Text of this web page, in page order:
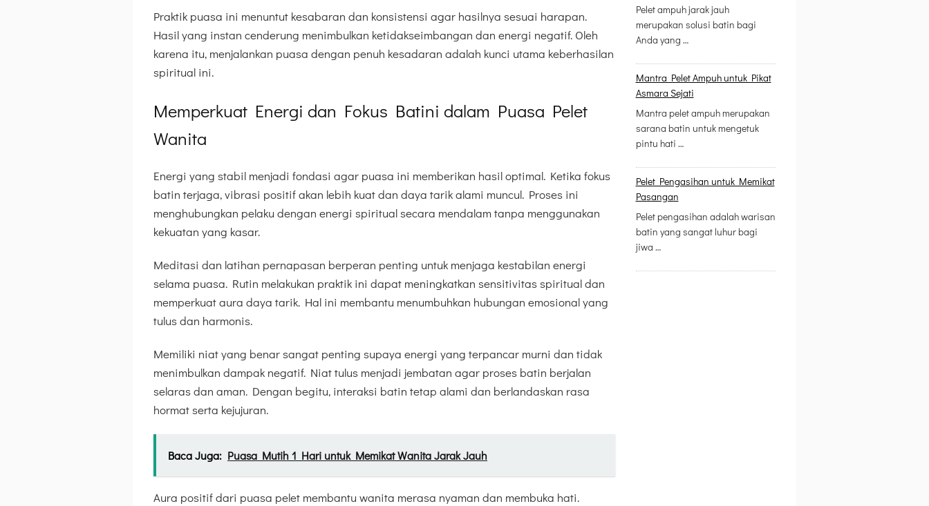
Praktik puasa ini menuntut kesabaran dan konsistensi agar hasilnya sesuai harapan.
Hasil yang instan cenderung menimbulkan ketidakseimbangan dan energi negatif. Oleh
karena itu, menjalankan puasa dengan penuh kesadaran adalah kunci utama keberhasilan
spiritual ini.
Memperkuat Energi dan Fokus Batini dalam Puasa Pelet
Wanita
Energi yang stabil menjadi fondasi agar puasa ini memberikan hasil optimal. Ketika fokus
batin terjaga, vibrasi positif akan lebih kuat dan daya tarik alami muncul. Proses ini
menghubungkan pelaku dengan energi spiritual secara mendalam tanpa menggunakan
kekuatan yang kasar.
Meditasi dan latihan pernapasan berperan penting untuk menjaga kestabilan energi
selama puasa. Rutin melakukan praktik ini dapat meningkatkan sensitivitas spiritual dan
memperkuat aura daya tarik. Hal ini membantu menumbuhkan hubungan emosional yang
tulus dan harmonis.
Memiliki niat yang benar sangat penting supaya energi yang terpancar murni dan tidak
menimbulkan dampak negatif. Niat tulus menjadi jembatan agar proses batin berjalan
selaras dan aman. Dengan begitu, interaksi batin tetap alami dan berlandaskan rasa
hormat serta kejujuran.
Baca Juga: Puasa Mutih 1 Hari untuk Memikat Wanita Jarak Jauh
Aura positif dari puasa pelet membantu wanita merasa nyaman dan membuka hati.
Pelet ampuh jarak jauh
merupakan solusi batin bagi
Anda yang …
Mantra Pelet Ampuh untuk Pikat
Asmara Sejati
Mantra pelet ampuh merupakan
sarana batin untuk mengetuk
pintu hati …
Pelet Pengasihan untuk Memikat
Pasangan
Pelet pengasihan adalah warisan
batin yang sangat luhur bagi
jiwa …